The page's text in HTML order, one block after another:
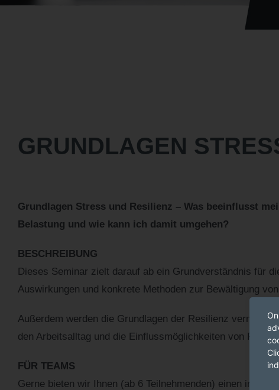
GRUNDLAGEN
Grundlagen Stress und Resilienz – Was beeinflusst
Belastung und wie kann ich damit umgehen?
BESCHREIBUNG
Dieses Seminar zielt darauf ab ein Grundverständnis für
Auswirkungen und konkrete Methoden zur Bewältigung
Außerdem werden die Grundlagen der Resilienz vermittelt
den Arbeitsalltag und die Einflussmöglichkeiten von
FÜR TEAMS
Gerne bieten wir Ihnen (ab 6 Teilnehmenden) einen